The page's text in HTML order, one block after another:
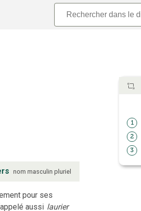
nom masculin pluriel
pour ses
aussi laurier
1
2
3